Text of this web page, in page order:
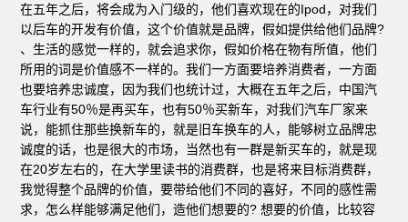
在五年之后，将会成为入门级的，他们喜欢现在的Ipod，对我们
以后车的开发有价值，这个价值就是品牌，假如提供给他们品牌?
、生活的感觉一样的，就会追求你，假如价格在物有所值，他们
所用的词是价值感不一样的。我们一方面要培养消费者，一方面
也要培养忠诚度，因为我们也统计过，大概在五年之后，中国汽
车行业有50％是再买车，也有50％买新车，对我们汽车厂家来
说，能抓住那些换新车的，就是旧车换车的人，能够树立品牌忠
诚度的话，也是很大的市场，当然也有一群是新买车的，就是现
在20岁左右的，在大学里读书的消费群，也是将来目标消费群，
我觉得整个品牌的价值，要带给他们不同的喜好，不同的感性需
求，怎么样能够满足他们，造他们想要的? 想要的价值，比较容